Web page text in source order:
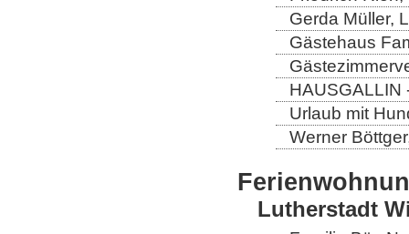
Gerda Müller,
Gästehaus
HAUSGALLIN
Urlaub mit
Werner
Lutherstadt